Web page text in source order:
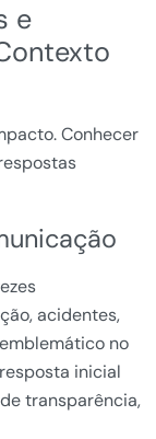
e
Conhecer
acidentes,
no
inicial
transparência,